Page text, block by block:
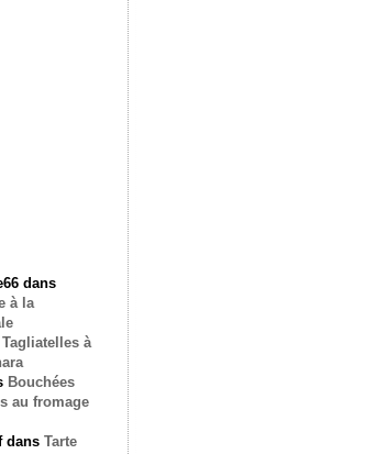
dans
à la
Tagliatelles à
Bouchées
au fromage
dans Tarte